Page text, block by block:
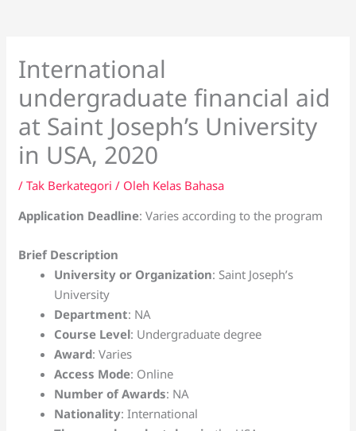
International
undergraduate financial aid
at Saint Joseph’s University
in USA, 2020
/Tak Berkategori / Oleh Kelas Bahasa
Application Deadline: Varies according to the program
Brief Description
University or Organization: Saint Joseph’s
University
Department: NA
Course Level: Undergraduate degree
Award: Varies
Access Mode: Online
Number of Awards: NA
Nationality: International